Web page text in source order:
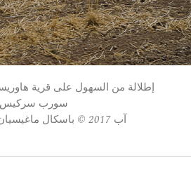
إطلالة من السهول على قرية
سورب سركيس
آب 2017 © باسكال ماغيسيان / ميزوبوتاميا